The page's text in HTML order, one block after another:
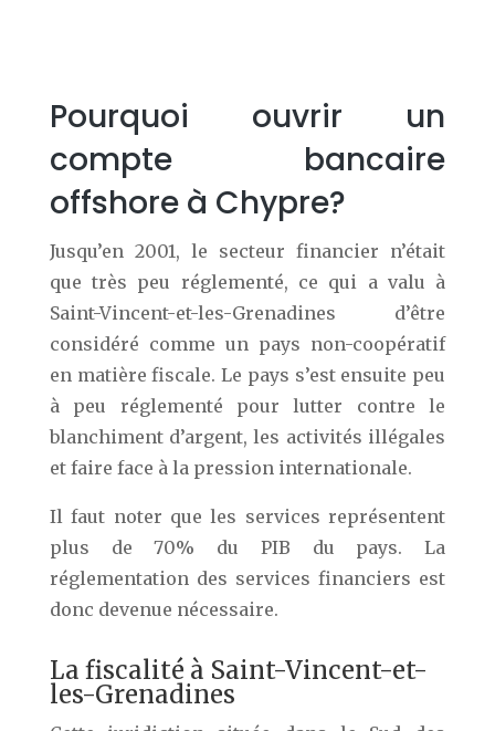
Pourquoi ouvrir un
compte bancaire
offshore à Chypre?
Jusqu’en 2001, le secteur financier n’était
que très peu réglementé, ce qui a valu à
Saint-Vincent-et-les-Grenadines d’être
considéré comme un pays non-coopératif
en matière fiscale. Le pays s’est ensuite peu
à peu réglementé pour lutter contre le
blanchiment d’argent, les activités illégales
et faire face à la pression internationale.
Il faut noter que les services représentent
plus de 70% du PIB du pays. La
réglementation des services financiers est
donc devenue nécessaire.
La fiscalité à Saint-Vincent-et-
les-Grenadines